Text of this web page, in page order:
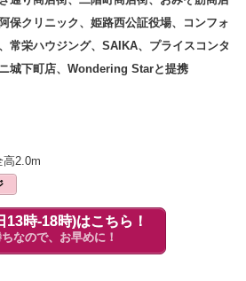
保クリニック、姫路西公証役場、コンフォ
常栄ハウジング、SAIKA、プライスコンタ
城下町店、Wondering Starと提携
高2.0m
時-18時)はこちら！
なので、お早めに！